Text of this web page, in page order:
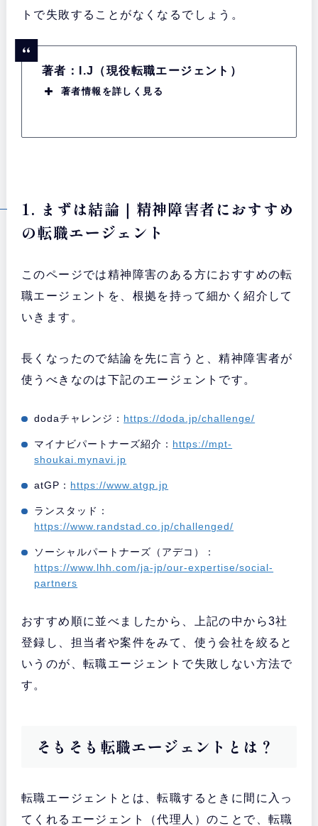
トで失敗することがなくなるでしょう。
著者：I.J（現役転職エージェント）
著者情報を詳しく見る
1. まずは結論｜精神障害者におすすめ
の転職エージェント
このページでは精神障害のある方におすすめの転
職エージェントを、根拠を持って細かく紹介して
いきます。
長くなったので結論を先に言うと、精神障害者が
使うべきなのは下記のエージェントです。
dodaチャレンジ： https://doda.jp/challenge/
マイナビパートナーズ紹介： https://mpt-
shoukai.mynavi.jp
atGP： https://www.atgp.jp
ランスタッド：
https://www.randstad.co.jp/challenged/
ソーシャルパートナーズ（アデコ）：
https://www.lhh.com/ja-jp/our-expertise/social-
partners
おすすめ順に並べましたから、上記の中から3社
登録し、担当者や案件をみて、使う会社を絞ると
いうのが、転職エージェントで失敗しない方法で
す。
そもそも転職エージェントとは？
転職エージェントとは、転職するときに間に入っ
てくれるエージェント（代理人）のことで、転職